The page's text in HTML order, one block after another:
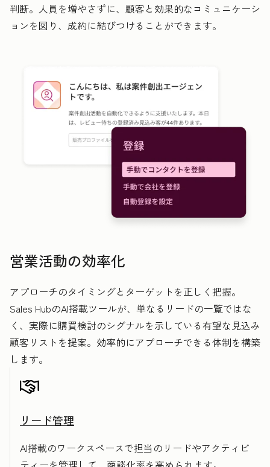
判断。人員を増やさずに、顧客と効果的なコミュニケーシ
ョンを図り、成約に結びつけることができます。
営業活動の効率化
アプローチのタイミングとターゲットを正しく把握。
Sales HubのAI搭載ツールが、単なるリードの一覧ではな
く、実際に購買検討のシグナルを示している有望な見込み
顧客リストを提案。効率的にアプローチできる体制を構築
します。
リード管理
AI搭載のワークスペースで担当のリードやアクティビ